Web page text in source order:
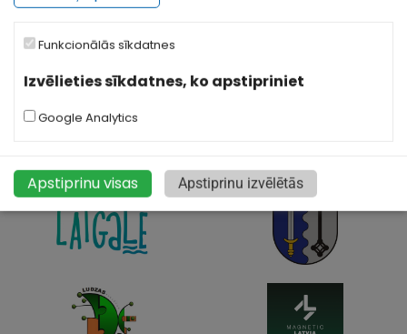
Funkcionālās sīkdatnes
Izvēlieties sīkdatnes, ko apstipriniet
Google Analytics
Apstiprinu visas Apstiprinu izvēlētās